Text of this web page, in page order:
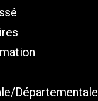
Départementale